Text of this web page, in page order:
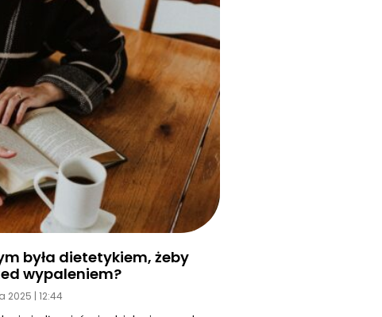
była dietetykiem, żeby
wypaleniem?
2025 12:44